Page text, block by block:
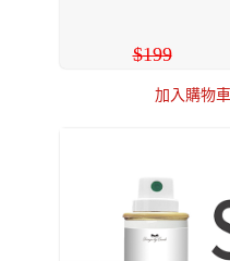
199
加入購物車